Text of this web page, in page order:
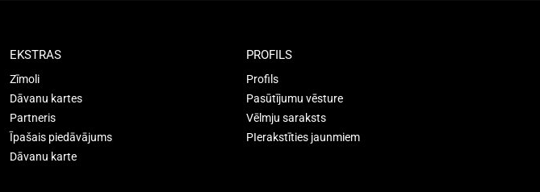
EKSTRAS
Zīmoli
Dāvanu kartes
Partneris
Īpašais piedāvājums
Dāvanu karte
PROFILS
Profils
Pasūtījumu vēsture
Vēlmju saraksts
PIerakstīties jaunmiem